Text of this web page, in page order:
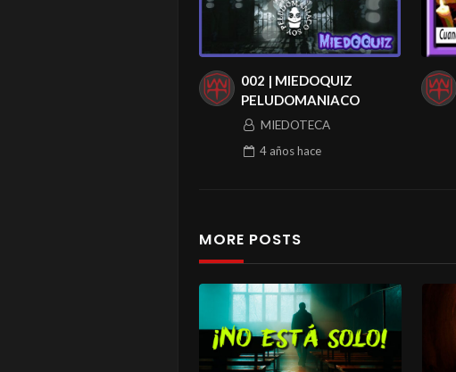
002 | MIEDOQUIZ
PELUDOMANIACO
MIEDOTECA
4 añoshace
MORE POSTS